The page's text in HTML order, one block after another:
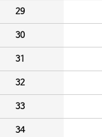
29
30
31
32
33
34